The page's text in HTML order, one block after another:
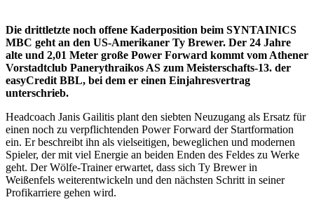
Die drittletzte noch offene Kaderposition beim SYNTAINICS
MBC geht an den US-Amerikaner Ty Brewer. Der 24 Jahre
alte und 2,01 Meter große Power Forward kommt vom Athener
Vorstadtclub Panerythraikos AS zum Meisterschafts-13. der
easyCredit BBL, bei dem er einen Einjahresvertrag
unterschrieb.
Headcoach Janis Gailitis plant den siebten Neuzugang als Ersatz für
einen noch zu verpflichtenden Power Forward der Startformation
ein. Er beschreibt ihn als vielseitigen, beweglichen und modernen
Spieler, der mit viel Energie an beiden Enden des Feldes zu Werke
geht. Der Wölfe-Trainer erwartet, dass sich Ty Brewer in
Weißenfels weiterentwickeln und den nächsten Schritt in seiner
Profikarriere gehen wird.